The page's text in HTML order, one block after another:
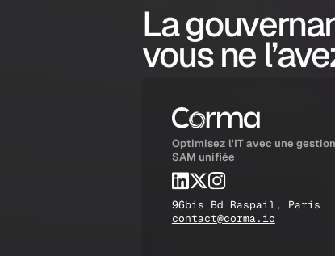
La
vous ne
Optimisez l'IT avec une
SAM unifiée
96bis Bd Raspail, Paris
contact@corma.io